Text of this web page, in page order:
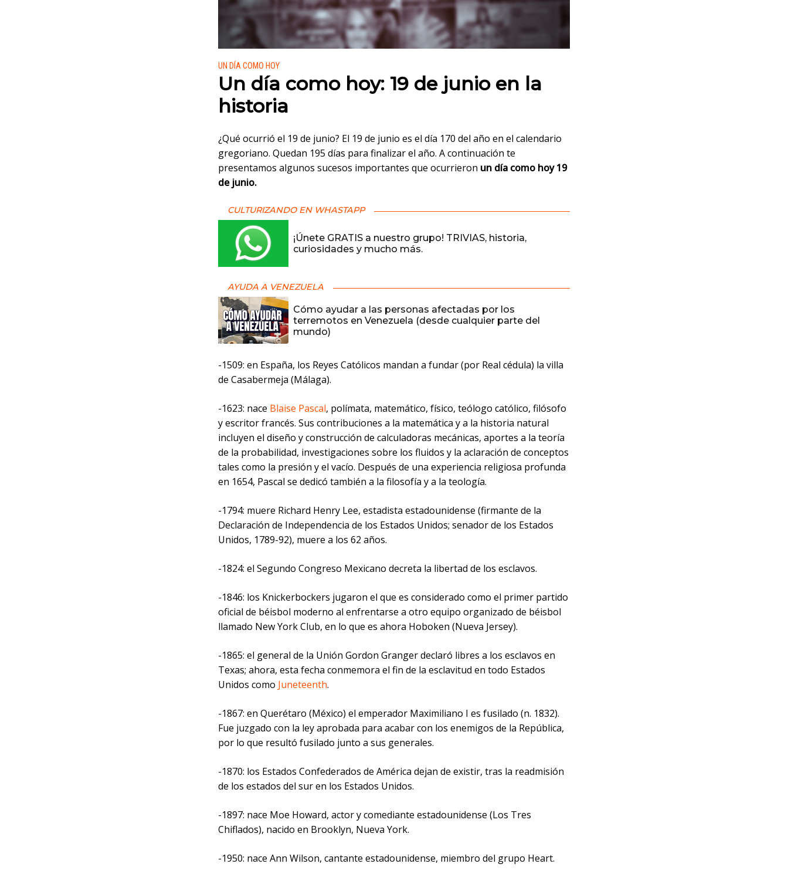
Publicado en:
UN DÍA COMO HOY
Un día como hoy: 19 de junio en la
historia
¿Qué ocurrió el 19 de junio? El 19 de junio es el día 170 del año en el calendario
gregoriano. Quedan 195 días para finalizar el año. A continuación te
presentamos algunos sucesos importantes que ocurrieron un día como hoy 19
de junio.
CULTURIZANDO EN WHASTAPP
¡Únete GRATIS a nuestro grupo! TRIVIAS, historia,
curiosidades y mucho más.
AYUDA A VENEZUELA
Cómo ayudar a las personas afectadas por los
terremotos en Venezuela (desde cualquier parte del
mundo)
-1509: en España, los Reyes Católicos mandan a fundar (por Real cédula) la villa
de Casabermeja (Málaga).
-1623: nace Blaise Pascal, polímata, matemático, físico, teólogo católico, filósofo
y escritor francés. Sus contribuciones a la matemática y a la historia natural
incluyen el diseño y construcción de calculadoras mecánicas, aportes a la teoría
de la probabilidad, investigaciones sobre los fluidos y la aclaración de conceptos
tales como la presión y el vacío. Después de una experiencia religiosa profunda
en 1654, Pascal se dedicó también a la filosofía y a la teología.
-1794: muere Richard Henry Lee, estadista estadounidense (firmante de la
Declaración de Independencia de los Estados Unidos; senador de los Estados
Unidos, 1789-92), muere a los 62 años.
-1824: el Segundo Congreso Mexicano decreta la libertad de los esclavos.
-1846: los Knickerbockers jugaron el que es considerado como el primer partido
oficial de béisbol moderno al enfrentarse a otro equipo organizado de béisbol
llamado New York Club, en lo que es ahora Hoboken (Nueva Jersey).
-1865: el general de la Unión Gordon Granger declaró libres a los esclavos en
Texas; ahora, esta fecha conmemora el fin de la esclavitud en todo Estados
Unidos como Juneteenth.
-1867: en Querétaro (México) el emperador Maximiliano I es fusilado (n. 1832).
Fue juzgado con la ley aprobada para acabar con los enemigos de la República,
por lo que resultó fusilado junto a sus generales.
-1870: los Estados Confederados de América dejan de existir, tras la readmisión
de los estados del sur en los Estados Unidos.
-1897: nace Moe Howard, actor y comediante estadounidense (Los Tres
Chiflados), nacido en Brooklyn, Nueva York.
-1950: nace Ann Wilson, cantante estadounidense, miembro del grupo Heart.